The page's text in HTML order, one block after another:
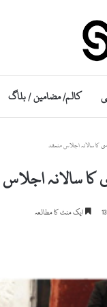
کالم/ مضامین / بلاگ
سالانہ اجلاس منعقد
سالانہ اجلاس
ایک منٹ کا مطالعہ